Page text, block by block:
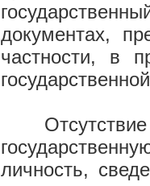
документах,
частности, в
Отсутствие
личность,